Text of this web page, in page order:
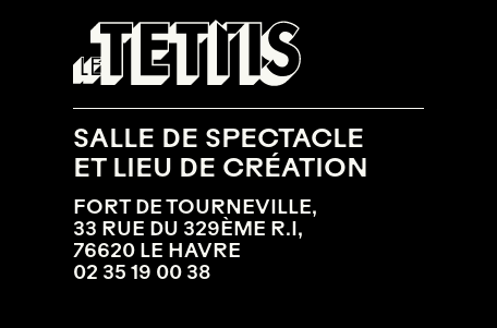
SALLE DE SPECTACLE
ET LIEU DE CRÉATION
FORT DE TOURNEVILLE,
33 RUE DU 329ÈME R.I,
76620 LE HAVRE
02 35 19 00 38